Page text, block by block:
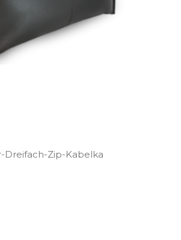
Dreifach­-Zip­-Kabelka